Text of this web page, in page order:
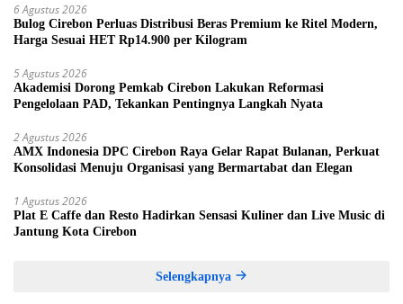
6 Agustus 2026
Bulog Cirebon Perluas Distribusi Beras Premium ke Ritel Modern,
Harga Sesuai HET Rp14.900 per Kilogram
5 Agustus 2026
Akademisi Dorong Pemkab Cirebon Lakukan Reformasi
Pengelolaan PAD, Tekankan Pentingnya Langkah Nyata
2 Agustus 2026
AMX Indonesia DPC Cirebon Raya Gelar Rapat Bulanan, Perkuat
Konsolidasi Menuju Organisasi yang Bermartabat dan Elegan
1 Agustus 2026
Plat E Caffe dan Resto Hadirkan Sensasi Kuliner dan Live Music di
Jantung Kota Cirebon
Selengkapnya